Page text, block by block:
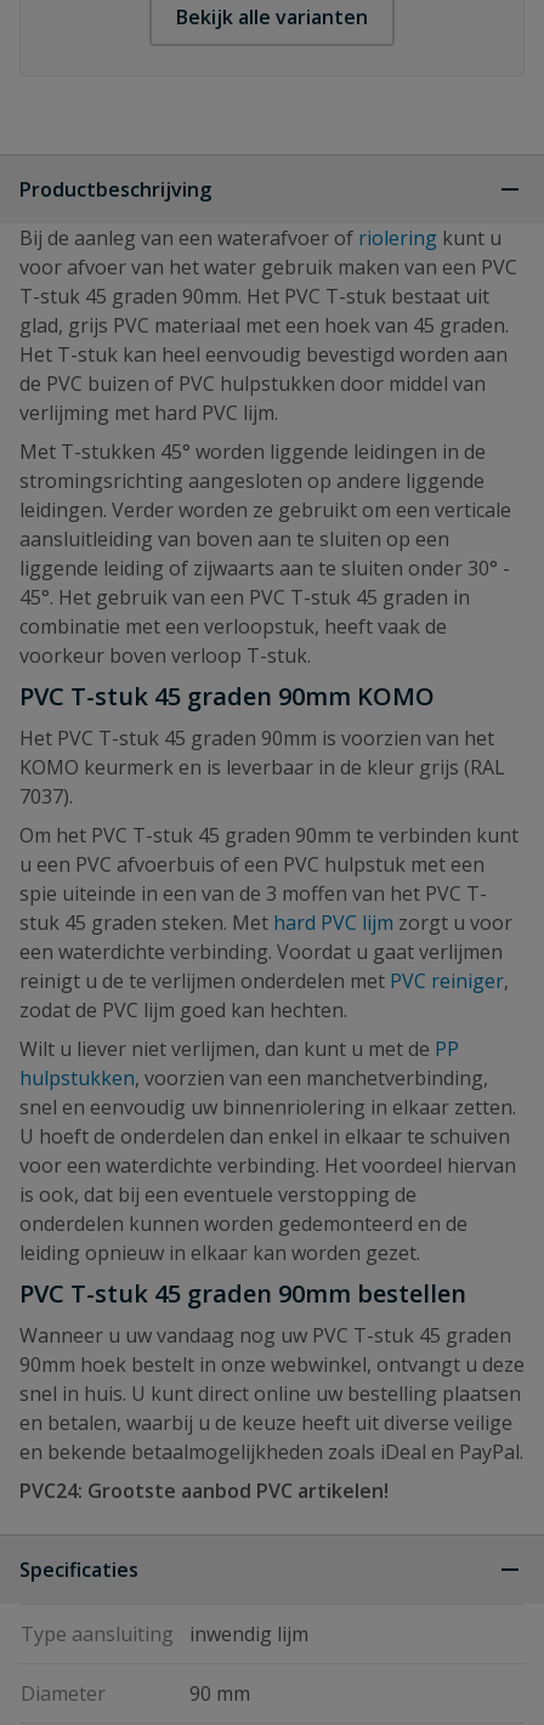
Bekijk alle varianten
Productbeschrijving
Bij de aanleg van een waterafvoer of riolering kunt u
voor afvoer van het water gebruik maken van een PVC
T-stuk 45 graden 90mm. Het PVC T-stuk bestaat uit
glad, grijs PVC materiaal met een hoek van 45 graden.
Het T-stuk kan heel eenvoudig bevestigd worden aan
de PVC buizen of PVC hulpstukken door middel van
verlijming met hard PVC lijm.
Met T-stukken 45° worden liggende leidingen in de
stromingsrichting aangesloten op andere liggende
leidingen. Verder worden ze gebruikt om een verticale
aansluitleiding van boven aan te sluiten op een
liggende leiding of zijwaarts aan te sluiten onder 30° -
45°. Het gebruik van een PVC T-stuk 45 graden in
combinatie met een verloopstuk, heeft vaak de
voorkeur boven verloop T-stuk.
PVC T-stuk 45 graden 90mm KOMO
Het PVC T-stuk 45 graden 90mm is voorzien van het
KOMO keurmerk en is leverbaar in de kleur grijs (RAL
7037).
Om het PVC T-stuk 45 graden 90mm te verbinden kunt
u een PVC afvoerbuis of een PVC hulpstuk met een
spie uiteinde in een van de 3 moffen van het PVC T-
stuk 45 graden steken. Met hard PVC lijm zorgt u voor
een waterdichte verbinding. Voordat u gaat verlijmen
reinigt u de te verlijmen onderdelen met PVC reiniger,
zodat de PVC lijm goed kan hechten.
Wilt u liever niet verlijmen, dan kunt u met de PP
hulpstukken, voorzien van een manchetverbinding,
snel en eenvoudig uw binnenriolering in elkaar zetten.
U hoeft de onderdelen dan enkel in elkaar te schuiven
voor een waterdichte verbinding. Het voordeel hiervan
is ook, dat bij een eventuele verstopping de
onderdelen kunnen worden gedemonteerd en de
leiding opnieuw in elkaar kan worden gezet.
PVC T-stuk 45 graden 90mm bestellen
Wanneer u uw vandaag nog uw PVC T-stuk 45 graden
90mm hoek bestelt in onze webwinkel, ontvangt u deze
snel in huis. U kunt direct online uw bestelling plaatsen
en betalen, waarbij u de keuze heeft uit diverse veilige
en bekende betaalmogelijkheden zoals iDeal en PayPal.
PVC24: Grootste aanbod PVC artikelen!
Specificaties
Type aansluiting inwendig lijm
Diameter 90 mm